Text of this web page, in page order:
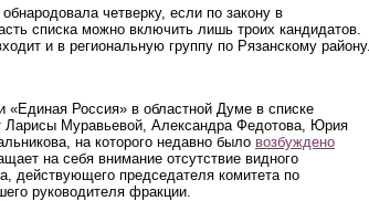
четверку, если по закону в
списка можно включить лишь троих кандидатов.
и в региональную группу по Рязанскому району.
«Единая Россия» в областной Думе в списке
Ларисы Муравьевой, Александра Федотова, Юрия
на которого недавно было возбуждено
на себя внимание отсутствие видного
действующего председателя комитета по
руководителя фракции.